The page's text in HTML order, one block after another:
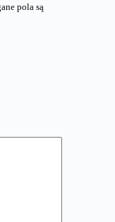
pola są